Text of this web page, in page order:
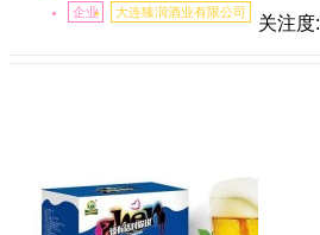
企业 大连臻润酒业有限公司
关注度: